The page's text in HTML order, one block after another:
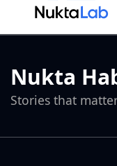
Nukta
Stories that